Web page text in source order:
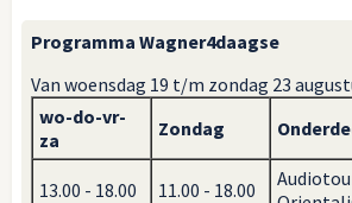
Programma Wagner4daagse
Van woensdag 19 t/m zondag 23
wo-do-vr-
za
Zondag
13.00 - 18.00 11.00 - 18.00